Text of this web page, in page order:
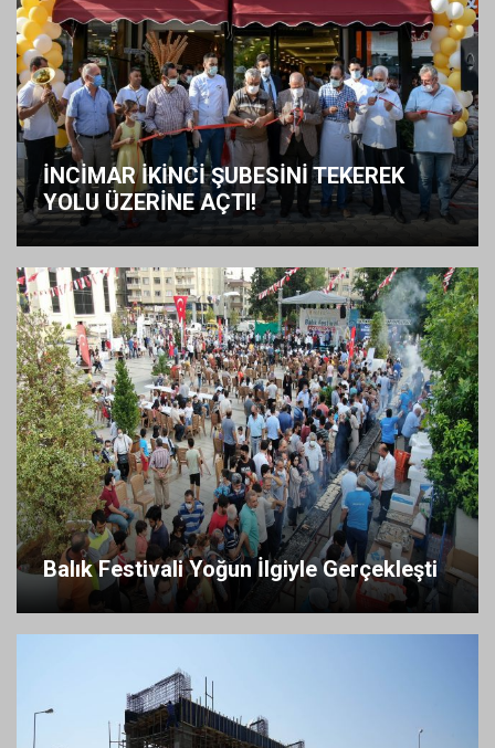
İNCİMAR İKİNCİ ŞUBESİNİ TEKEREK
YOLU ÜZERİNE AÇTI!
Balık Festivali Yoğun İlgiyle Gerçekleşti